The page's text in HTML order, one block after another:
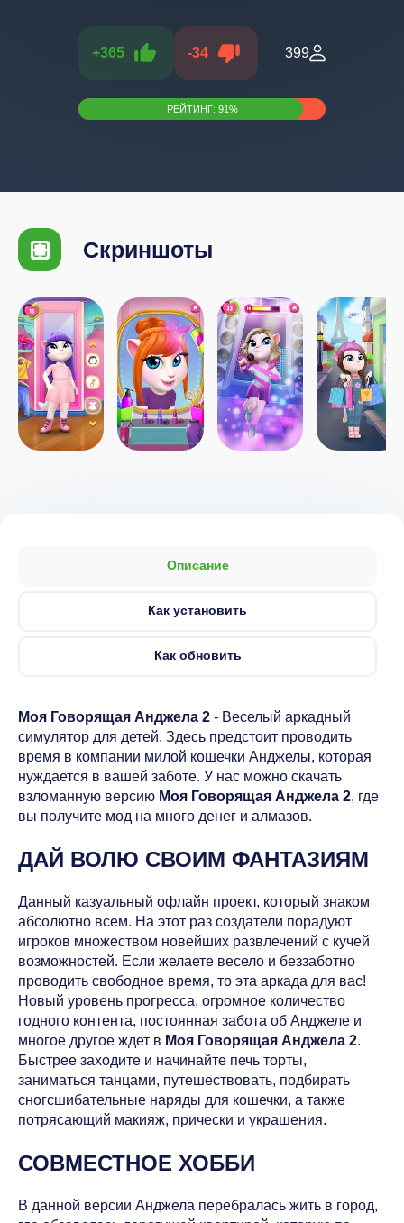
+365 -34 399
РЕЙТИНГ: 91%
Скриншоты
Описание
Как установить
Как обновить
Моя Говорящая Анджела 2 - Веселый аркадный
симулятор для детей. Здесь предстоит проводить
время в компании милой кошечки Анджелы, которая
нуждается в вашей заботе. У нас можно скачать
взломанную версию Моя Говорящая Анджела 2, где
вы получите мод на много денег и алмазов.
ДАЙ ВОЛЮ СВОИМ ФАНТАЗИЯМ
Данный казуальный офлайн проект, который знаком
абсолютно всем. На этот раз создатели порадуют
игроков множеством новейших развлечений с кучей
возможностей. Если желаете весело и беззаботно
проводить свободное время, то эта аркада для вас!
Новый уровень прогресса, огромное количество
годного контента, постоянная забота об Анджеле и
многое другое ждет в Моя Говорящая Анджела 2.
Быстрее заходите и начинайте печь торты,
заниматься танцами, путешествовать, подбирать
сногсшибательные наряды для кошечки, а также
потрясающий макияж, прически и украшения.
СОВМЕСТНОЕ ХОББИ
В данной версии Анджела перебралась жить в город,